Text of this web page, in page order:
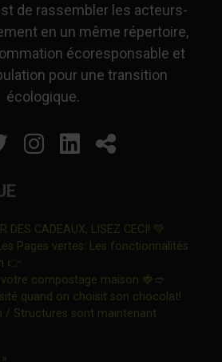
de rassembler les acteurs-
en un même répertoire,
écoresponsable et
pour une transition
écologique.
lien s'ouvrira dans
Twitter
Ce lien s'ouvrira
Instagram
Ce lien s'ouvrira
LinkedIn
Ce lienPartager
DES CADEAUX, LISEZ CECI! 💚
Pages vertes: Les fonctionnalités
👉Ce lien s'ouvrira dans une nouvelle
compostage maison 🍓🥙
quand on choisit son chocolat!Ce lien
/ Structures sont maintenant
s'ouvrira dans une nouvelle fenêtre"
Ce lien s'ouvrira dans une nouvelle